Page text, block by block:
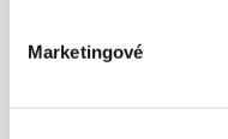
Marketingové
Regionálních rad
29. května 2018